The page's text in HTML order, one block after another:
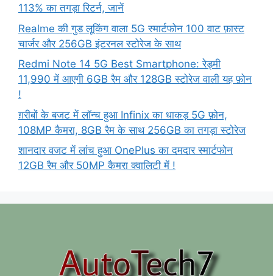
113% का तगड़ा रिटर्न, जानें
Realme की गुड लूकिंग वाला 5G स्मार्टफोन 100 वाट फ़ास्ट
चार्जर और 256GB इंटरनल स्टोरेज के साथ
Redmi Note 14 5G Best Smartphone: रेड्मी
11,990 में आएगी 6GB रैम और 128GB स्टोरेज वाली यह फ़ोन
!
ग़रीबों के बजट में लॉन्च हुआ Infinix का धाकड़ 5G फ़ोन,
108MP कैमरा, 8GB रैम के साथ 256GB का तगड़ा स्टोरेज
शानदार वजट में लांच हुआ OnePlus का दमदार स्मार्टफोन
12GB रैम और 50MP कैमरा क्वालिटी में !